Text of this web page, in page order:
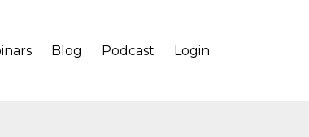
Blog Podcast Login